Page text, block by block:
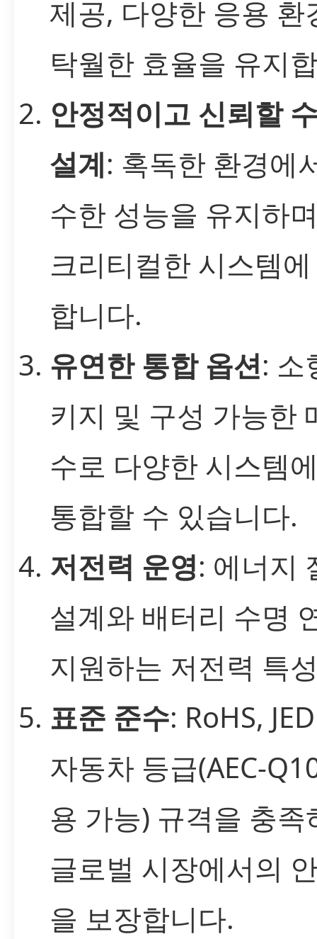
제공, 다양한 응용 환
탁월한 효율을 유지
안정적이고 신뢰할
설계: 혹독한 환경에
수한 성능을 유지하
크리티컬한 시스템
합니다.
유연한 통합 옵션: 소
키지 및 구성 가능한
수로 다양한 시스템
통합할 수 있습니다.
저전력 운영: 에너지
설계와 배터리 수명
지원하는 저전력 특
표준 준수: RoHS,
자동차 등급(AEC-
용 가능) 규격을 충족
글로벌 시장에서의
을 보장합니다.